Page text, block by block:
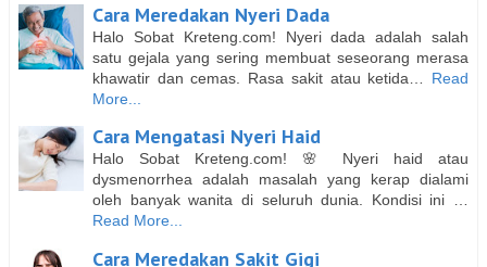
Cara Meredakan Nyeri Dada
Halo Sobat Kreteng.com! Nyeri dada adalah salah
satu gejala yang sering membuat seseorang merasa
khawatir dan cemas. Rasa sakit atau ketida…
Read
More...
Cara Mengatasi Nyeri Haid
Halo Sobat Kreteng.com! 🌸 Nyeri haid atau
dysmenorrhea adalah masalah yang kerap dialami
oleh banyak wanita di seluruh dunia. Kondisi ini …
Read More...
Cara Meredakan Sakit Gigi